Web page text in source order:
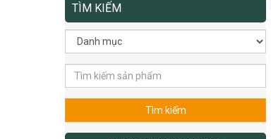
TÌM KIẾM
Tìm kiếm